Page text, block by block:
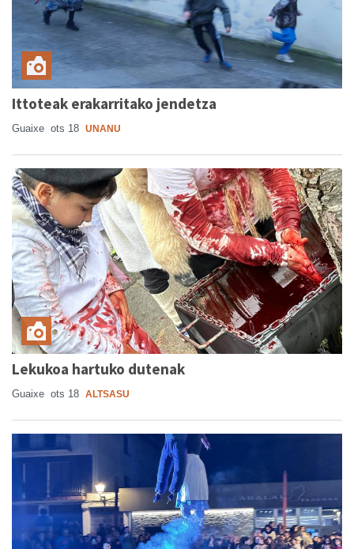
Ittoteak erakarritako jendetza
Guaixe ots 18 UNANU
Lekukoa hartuko dutenak
Guaixe ots 18 ALTSASU